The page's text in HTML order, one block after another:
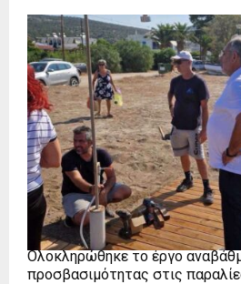
Ολοκληρώθηκε το έργο
προσβασιμότητας στις